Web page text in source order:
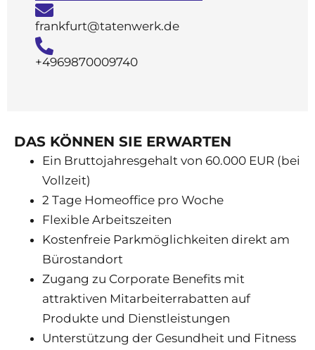
frankfurt@tatenwerk.de
+4969870009740
DAS KÖNNEN SIE ERWARTEN
Ein Bruttojahresgehalt von 60.000 EUR (bei
Vollzeit)
2 Tage Homeoffice pro Woche
Flexible Arbeitszeiten
Kostenfreie Parkmöglichkeiten direkt am
Bürostandort
Zugang zu Corporate Benefits mit
attraktiven Mitarbeiterrabatten auf
Produkte und Dienstleistungen
Unterstützung der Gesundheit und Fitness